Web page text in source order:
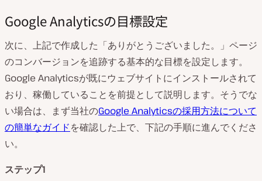
Google Analyticsの目標設定
次に、上記で作成した「ありがとうございました。」ページ
のコンバージョンを追跡する基本的な目標を設定します。
Google Analyticsが既にウェブサイトにインストールされて
おり、稼働していることを前提として説明します。そうでな
い場合は、まず当社のGoogle Analyticsの採用方法について
の簡単なガイドを確認した上で、下記の手順に進んでくださ
い。
ステップ1